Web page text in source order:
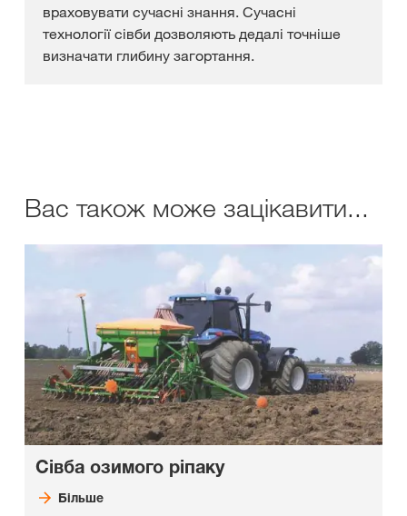
враховувати сучасні знання. Сучасні
технології сівби дозволяють дедалі точніше
визначати глибину загортання.
Вас також може зацікавити...
Сівба озимого ріпаку
Більше